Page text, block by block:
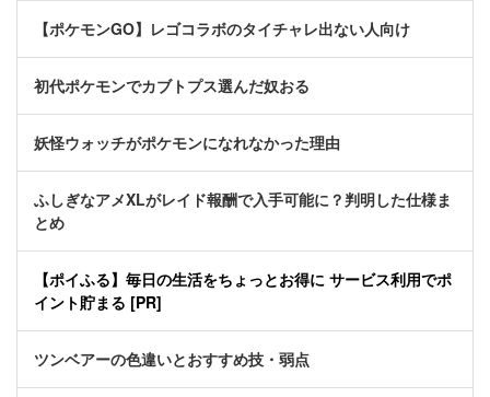
【ポケモンGO】レゴコラボのタイチャレ出ない人向け
初代ポケモンでカブトプス選んだ奴おる
妖怪ウォッチがポケモンになれなかった理由
ふしぎなアメXLがレイド報酬で入手可能に？判明した仕様ま
とめ
【ポイふる】毎日の生活をちょっとお得に サービス利用でポ
イント貯まる [PR]
ツンベアーの色違いとおすすめ技・弱点